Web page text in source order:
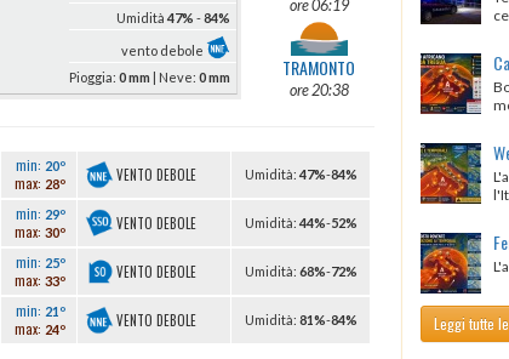
Umidità47%-84%
vento debole
Pioggia:0 mm | Neve:0 mm
ore 06:19
TRAMONTO
ore 20:38
min: 20º
max: 28º VENTO DEBOLE Umidità: 47%-84%
min: 29º
max: 30º VENTO DEBOLE Umidità: 44%-52%
min: 25º
max: 33º VENTO DEBOLE Umidità: 68%-72%
min: 21º
max: 24º VENTO DEBOLE Umidità: 81%-84% Leggi tutte